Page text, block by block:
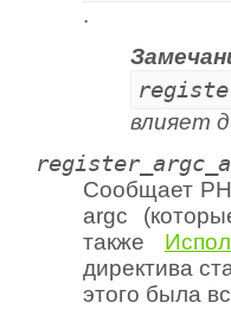
.
влияет
Сообщает
argc
также
директива
этого была